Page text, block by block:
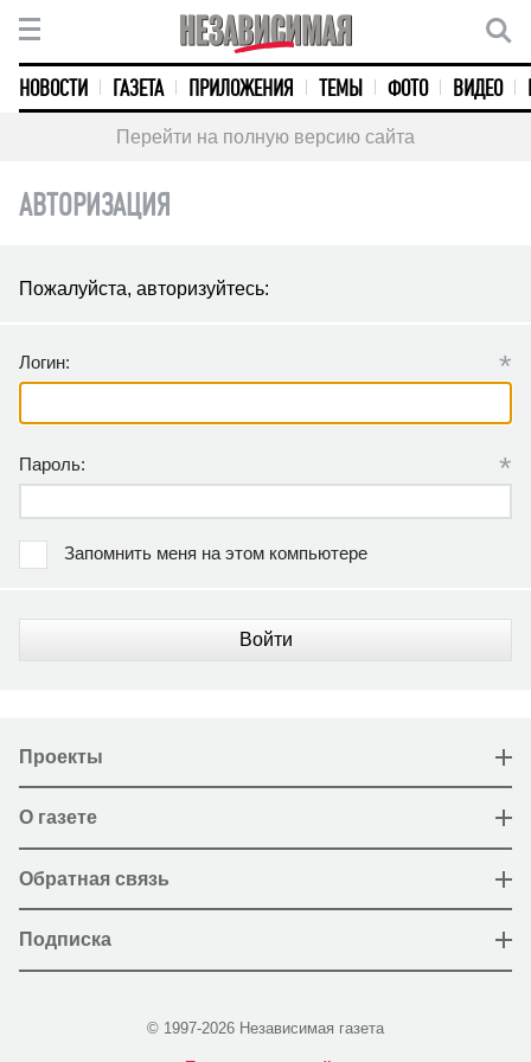
НОВОСТИ ГАЗЕТА ПРИЛОЖЕНИЯ ТЕМЫ ФОТО ВИДЕО
Перейти на полную версию сайта
АВТОРИЗАЦИЯ
Пожалуйста, авторизуйтесь:
Логин: *
Пароль: *
Запомнить меня на этом компьютере
Войти
Проекты
О газете
Обратная связь
Подписка
© 1997-2026 Независимая газета